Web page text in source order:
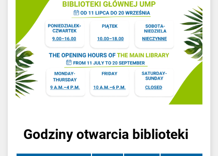
Godziny otwarcia biblioteki